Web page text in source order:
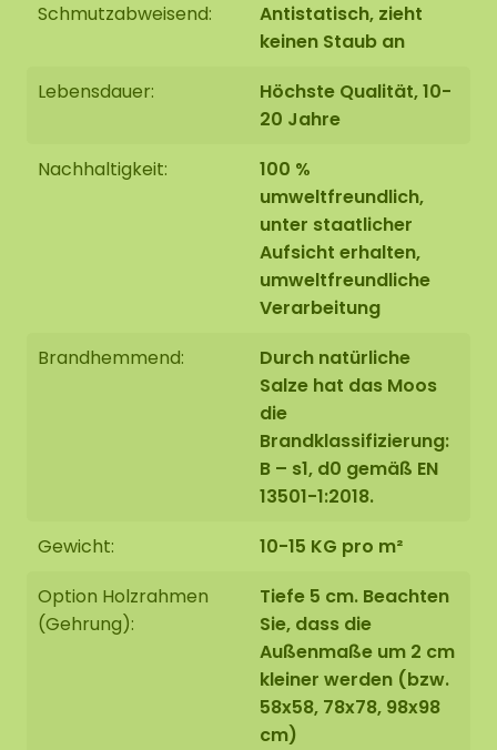
Schmutzabweisend:
Antistatisch, zieht
keinen Staub an
Lebensdauer:
Höchste Qualität, 10-
20 Jahre
Nachhaltigkeit:
100 %
umweltfreundlich,
unter staatlicher
Aufsicht erhalten,
umweltfreundliche
Verarbeitung
Brandhemmend:
Durch natürliche
Salze hat das Moos
die
Brandklassifizierung:
B – s1, d0 gemäß EN
13501-1:2018.
Gewicht:
10-15 KG pro m²
Option Holzrahmen
(Gehrung):
Tiefe 5 cm. Beachten
Sie, dass die
Außenmaße um 2 cm
kleiner werden (bzw.
58x58, 78x78, 98x98
cm)